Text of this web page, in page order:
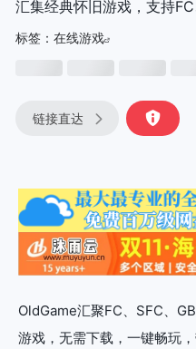
汇集经典怀旧游戏，支持FC
标签： 在线游戏
链接直达
OldGame汇聚FC、SFC、
游戏，无需下载，一键畅玩